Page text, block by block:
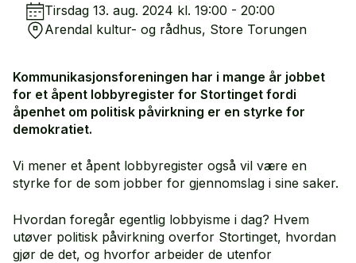
Tirsdag 13. aug. 2024 kl. 19:00 - 20:00
Arendal kultur- og rådhus, Store Torungen
Kommunikasjonsforeningen har i mange år jobbet
for et åpent lobbyregister for Stortinget fordi
åpenhet om politisk påvirkning er en styrke for
demokratiet.
Vi mener et åpent lobbyregister også vil være en
styrke for de som jobber for gjennomslag i sine saker.
Hvordan foregår egentlig lobbyisme i dag? Hvem
utøver politisk påvirkning overfor Stortinget, hvordan
gjør de det, og hvorfor arbeider de utenfor